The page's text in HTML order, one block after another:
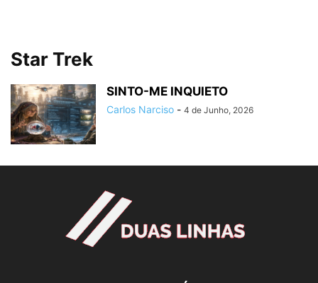
Star Trek
SINTO-ME INQUIETO
Carlos Narciso - 4 de Junho, 2026